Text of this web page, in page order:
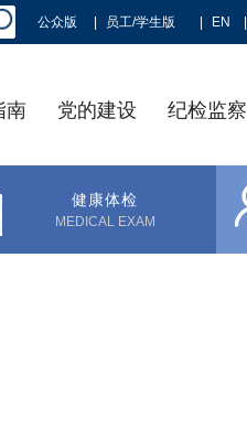
公众版 员工/学生版 EN
南 党的建设 纪检监察
健康体检
MEDICAL EXAM